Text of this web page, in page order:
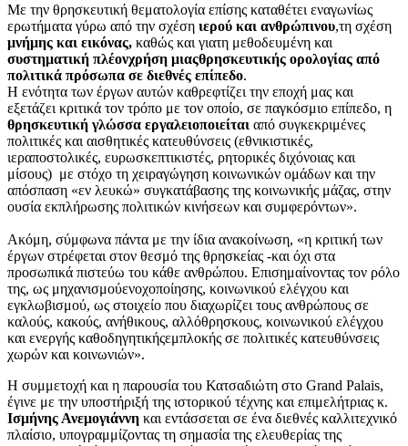
Με την θρησκευτική θεματολογία επίσης καταθέτει εναγωνίως
ερωτήματα γύρω από την σχέση ιερού και ανθρώπινου,τη σχέση
μνήμης και εικόνας, καθώς και γιατη μεθοδευμένη και
συστηματική πλέονχρήση μιαςθρησκευτικής ορολογίας από
πολιτικά πρόσωπα σε διεθνές επίπεδο.
Η ενότητα των έργων αυτών καθρεφτίζει την εποχή μας και
εξετάζει κριτικά τον τρόπο με τον οποίο, σε παγκόσμιο επίπεδο, η
θρησκευτική γλώσσα εργαλειοποιείται από συγκεκριμένες
πολιτικές και αισθητικές κατευθύνσεις (εθνικιστικές,
ιεραποστολικές, ευρωσκεπτικιστές, ρητορικές διχόνοιας και
μίσους) με στόχο τη χειραγώγηση κοινωνικών ομάδων και την
απόσπαση «εν λευκώ» συγκατάβασης της κοινωνικής μάζας, στην
ουσία εκπλήρωσης πολιτικών κινήσεων και συμφερόντων».
Ακόμη, σύμφωνα πάντα με την ίδια ανακοίνωση, «η κριτική των
έργων στρέφεται στον θεσμό της θρησκείας -και όχι στα
προσωπικά πιστεύω του κάθε ανθρώπου. Επισημαίνοντας τον ρόλο
της, ως μηχανισμούενοχοποίησης, κοινωνικού ελέγχου και
εγκλωβισμού, ως στοιχείο που διαχωρίζει τους ανθρώπους σε
καλούς, κακούς, ανήθικους, αλλόθρησκους, κοινωνικού ελέγχου
και ενεργής καθοδηγητικήςεμπλοκής σε πολιτικές κατευθύνσεις
χωρών και κοινωνιών».
Η συμμετοχή και η παρουσία του Κατσαδιώτη στο Grand Palais,
έγινε με την υποστήριξή της ιστορικού τέχνης και επιμελήτριας κ.
Ισμήνης Ανεμογιάννη και εντάσσεται σε ένα διεθνές καλλιτεχνικό
πλαίσιο, υπογραμμίζοντας τη σημασία της ελευθερίας της